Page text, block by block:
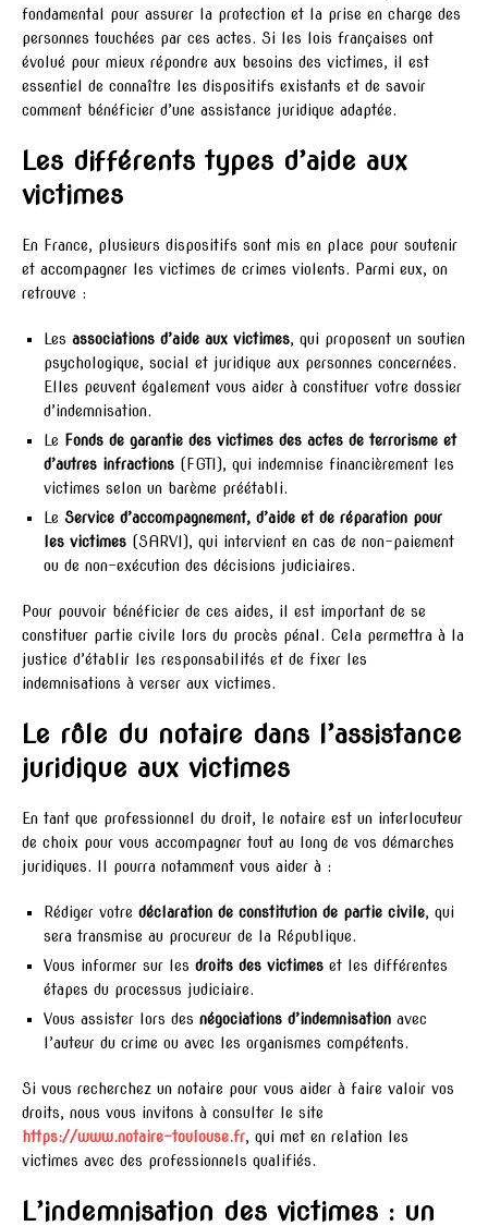
fondamental pour assurer la protection et la prise en charge des
personnes touchées par ces actes. Si les lois françaises ont
évolué pour mieux répondre aux besoins des victimes, il est
essentiel de connaître les dispositifs existants et de savoir
comment bénéficier d’une assistance juridique adaptée.
Les différents types d’aide aux
victimes
En France, plusieurs dispositifs sont mis en place pour soutenir
et accompagner les victimes de crimes violents. Parmi eux, on
retrouve :
Les associations d’aide aux victimes, qui proposent un soutien
psychologique, social et juridique aux personnes concernées.
Elles peuvent également vous aider à constituer votre dossier
d’indemnisation.
Le Fonds de garantie des victimes des actes de terrorisme et
d’autres infractions (FGTI), qui indemnise financièrement les
victimes selon un barème préétabli.
Le Service d’accompagnement, d’aide et de réparation pour
les victimes (SARVI), qui intervient en cas de non-paiement
ou de non-exécution des décisions judiciaires.
Pour pouvoir bénéficier de ces aides, il est important de se
constituer partie civile lors du procès pénal. Cela permettra à la
justice d’établir les responsabilités et de fixer les
indemnisations à verser aux victimes.
Le rôle du notaire dans l’assistance
juridique aux victimes
En tant que professionnel du droit, le notaire est un interlocuteur
de choix pour vous accompagner tout au long de vos démarches
juridiques. Il pourra notamment vous aider à :
Rédiger votre déclaration de constitution de partie civile, qui
sera transmise au procureur de la République.
Vous informer sur les droits des victimes et les différentes
étapes du processus judiciaire.
Vous assister lors des négociations d’indemnisation avec
l’auteur du crime ou avec les organismes compétents.
Si vous recherchez un notaire pour vous aider à faire valoir vos
droits, nous vous invitons à consulter le site
https://www.notaire-toulouse.fr, qui met en relation les
victimes avec des professionnels qualifiés.
L’indemnisation des victimes : un